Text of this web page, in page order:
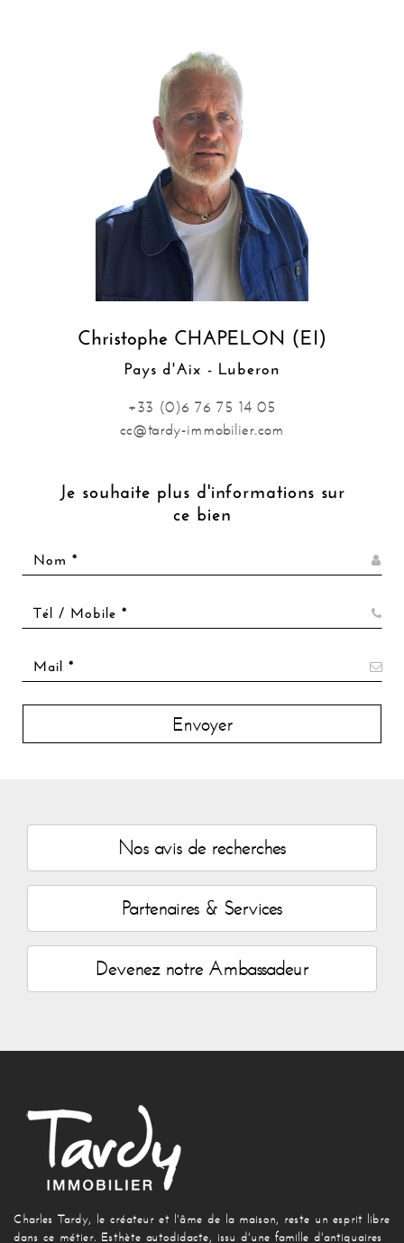
Christophe CHAPELON (EI)
Pays d'Aix - Luberon
+33 (0)6 76 75 14 05
cc@tardy-immobilier.com
Je souhaite plus d'informations sur
ce bien
Envoyer
Nos avis de recherches
Partenaires & Services
Devenez notre Ambassadeur
Charles Tardy, le créateur et l'âme de la maison, reste un esprit libre
dans ce métier. Esthète autodidacte, issu d'une famille d'antiquaires